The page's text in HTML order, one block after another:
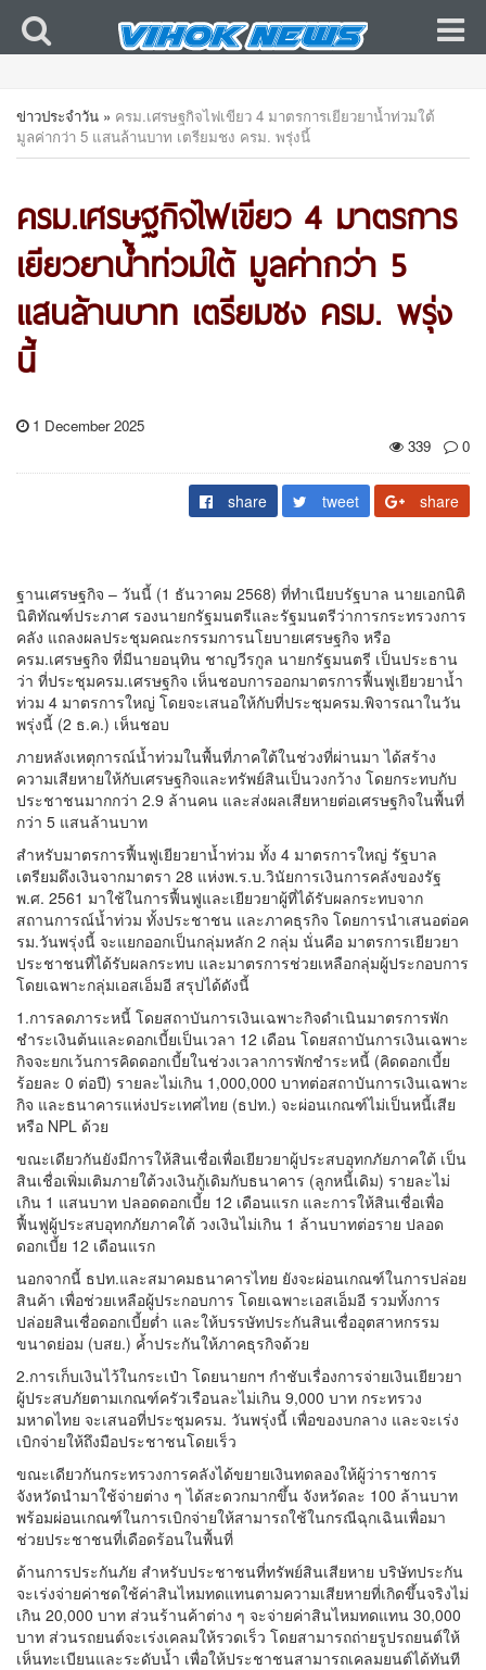
ข่าวประจำวัน » ครม.เศรษฐกิจไฟเขียว 4 มาตรการเยียวยาน้ำท่วมใต้
มูลค่ากว่า 5 แสนล้านบาท เตรียมชง ครม. พรุ่งนี้
ครม.เศรษฐกิจไฟเขียว 4 มาตรการ
เยียวยาน้ำท่วมใต้ มูลค่ากว่า 5
แสนล้านบาท เตรียมชง ครม. พรุ่ง
นี้
1 December 2025
339
0
share tweet share
ฐานเศรษฐกิจ – วันนี้ (1 ธันวาคม 2568) ที่ทำเนียบรัฐบาล นายเอกนิติ
นิติทัณฑ์ประภาศ รองนายกรัฐมนตรีและรัฐมนตรีว่าการกระทรวงการ
คลัง แถลงผลประชุมคณะกรรมการนโยบายเศรษฐกิจ หรือ
ครม.เศรษฐกิจ ที่มีนายอนุทิน ชาญวีรกูล นายกรัฐมนตรี เป็นประธาน
ว่า ที่ประชุมครม.เศรษฐกิจ เห็นชอบการออกมาตรการฟื้นฟูเยียวยาน้ำ
ท่วม 4 มาตรการใหญ่ โดยจะเสนอให้กับที่ประชุมครม.พิจารณาในวัน
พรุ่งนี้ (2 ธ.ค.) เห็นชอบ
ภายหลังเหตุการณ์น้ำท่วมในพื้นที่ภาคใต้ในช่วงที่ผ่านมา ได้สร้าง
ความเสียหายให้กับเศรษฐกิจและทรัพย์สินเป็นวงกว้าง โดยกระทบกับ
ประชาชนมากกว่า 2.9 ล้านคน และส่งผลเสียหายต่อเศรษฐกิจในพื้นที่
กว่า 5 แสนล้านบาท
สำหรับมาตรการฟื้นฟูเยียวยาน้ำท่วม ทั้ง 4 มาตรการใหญ่ รัฐบาล
เตรียมดึงเงินจากมาตรา 28 แห่งพ.ร.บ.วินัยการเงินการคลังของรัฐ
พ.ศ. 2561 มาใช้ในการฟื้นฟูและเยียวยาผู้ที่ได้รับผลกระทบจาก
สถานการณ์น้ำท่วม ทั้งประชาชน และภาคธุรกิจ โดยการนำเสนอต่อค
รม.วันพรุ่งนี้ จะแยกออกเป็นกลุ่มหลัก 2 กลุ่ม นั่นคือ มาตรการเยียวยา
ประชาชนที่ได้รับผลกระทบ และมาตรการช่วยเหลือกลุ่มผู้ประกอบการ
โดยเฉพาะกลุ่มเอสเอ็มอี สรุปได้ดังนี้
1.การลดภาระหนี้ โดยสถาบันการเงินเฉพาะกิจดำเนินมาตรการพัก
ชำระเงินต้นและดอกเบี้ยเป็นเวลา 12 เดือน โดยสถาบันการเงินเฉพาะ
กิจจะยกเว้นการคิดดอกเบี้ยในช่วงเวลาการพักชำระหนี้ (คิดดอกเบี้ย
ร้อยละ 0 ต่อปี) รายละไม่เกิน 1,000,000 บาทต่อสถาบันการเงินเฉพาะ
กิจ และธนาคารแห่งประเทศไทย (ธปท.) จะผ่อนเกณฑ์ไม่เป็นหนี้เสีย
หรือ NPL ด้วย
ขณะเดียวกันยังมีการให้สินเชื่อเพื่อเยียวยาผู้ประสบอุทกภัยภาคใต้ เป็น
สินเชื่อเพิ่มเติมภายใต้วงเงินกู้เดิมกับธนาคาร (ลูกหนี้เดิม) รายละไม่
เกิน 1 แสนบาท ปลอดดอกเบี้ย 12 เดือนแรก และการให้สินเชื่อเพื่อ
ฟื้นฟูผู้ประสบอุทกภัยภาคใต้ วงเงินไม่เกิน 1 ล้านบาทต่อราย ปลอด
ดอกเบี้ย 12 เดือนแรก
นอกจากนี้ ธปท.และสมาคมธนาคารไทย ยังจะผ่อนเกณฑ์ในการปล่อย
สินค้า เพื่อช่วยเหลือผู้ประกอบการ โดยเฉพาะเอสเอ็มอี รวมทั้งการ
ปล่อยสินเชื่อดอกเบี้ยต่ำ และให้บรรษัทประกันสินเชื่ออุตสาหกรรม
ขนาดย่อม (บสย.) ค้ำประกันให้ภาคธุรกิจด้วย
2.การเก็บเงินไว้ในกระเป๋า โดยนายกฯ กำชับเรื่องการจ่ายเงินเยียวยา
ผู้ประสบภัยตามเกณฑ์ครัวเรือนละไม่เกิน 9,000 บาท กระทรวง
มหาดไทย จะเสนอที่ประชุมครม. วันพรุ่งนี้ เพื่อของบกลาง และจะเร่ง
เบิกจ่ายให้ถึงมือประชาชนโดยเร็ว
ขณะเดียวกันกระทรวงการคลังได้ขยายเงินทดลองให้ผู้ว่าราชการ
จังหวัดนำมาใช้จ่ายต่าง ๆ ได้สะดวกมากขึ้น จังหวัดละ 100 ล้านบาท
พร้อมผ่อนเกณฑ์ในการเบิกจ่ายให้สามารถใช้ในกรณีฉุกเฉินเพื่อมา
ช่วยประชาชนที่เดือดร้อนในพื้นที่
ด้านการประกันภัย สำหรับประชาชนที่ทรัพย์สินเสียหาย บริษัทประกัน
จะเร่งจ่ายค่าชดใช้ค่าสินไหมทดแทนตามความเสียหายที่เกิดขึ้นจริงไม่
เกิน 20,000 บาท ส่วนร้านค้าต่าง ๆ จะจ่ายค่าสินไหมทดแทน 30,000
บาท ส่วนรถยนต์จะเร่งเคลมให้รวดเร็ว โดยสามารถถ่ายรูปรถยนต์ให้
เห็นทะเบียนและระดับน้ำ เพื่อให้ประชาชนสามารถเคลมยนต์ได้ทันที